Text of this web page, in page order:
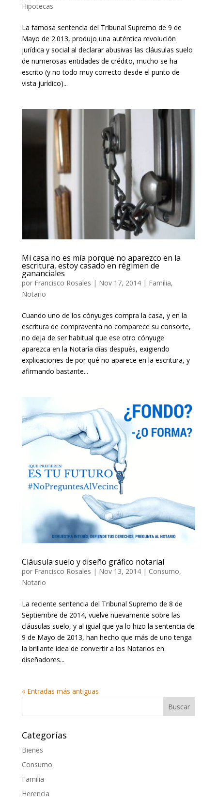
Hipotecas
La famosa sentencia del Tribunal Supremo de 9 de
Mayo de 2.013, produjo una auténtica revolución
jurídica y social al declarar abusivas las cláusulas suelo
de numerosas entidades de crédito, mucho se ha
escrito (y no todo muy correcto desde el punto de
vista jurídico)...
Mi casa no es mía porque no aparezco en la
escritura, estoy casado en régimen de
gananciales
por Francisco Rosales | Nov 17, 2014| Familia,
Notario
Cuando uno de los cónyuges compra la casa, y en la
escritura de compraventa no comparece su consorte,
no deja de ser habitual que ese otro cónyuge
aparezca en la Notaría días después, exigiendo
explicaciones de por qué no aparece en la escritura, y
afirmando bastante...
Cláusula suelo y diseño gráfico notarial
por Francisco Rosales | Nov 13, 2014| Consumo,
Notario
La reciente sentencia del Tribunal Supremo de 8 de
Septiembre de 2014, vuelve nuevamente sobre las
cláusulas suelo, y al igual que ya lo hizo la sentencia de
9 de Mayo de 2013, han hecho que más de uno tenga
la brillante idea de convertir a los Notarios en
diseñadores...
« Entradas más antiguas
Categorías
Bienes
Consumo
Familia
Herencia